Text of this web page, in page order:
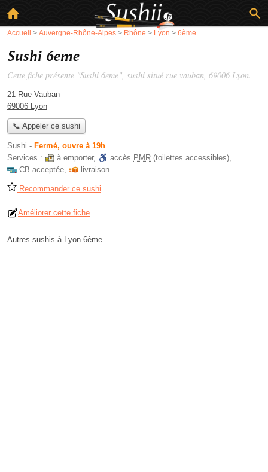
Accueil > Auvergne-Rhône-Alpes > Rhône > Lyon > 6ème
Sushi 6eme
Cette fiche présente "Sushi 6eme", sushi situé rue vauban, 69006 Lyon.
21 Rue Vauban
69006 Lyon
📞 Appeler ce sushi
Sushi - Fermé, ouvre à 19h
Services :
à emporter, accès PMR (toilettes accessibles),
CB acceptée, livraison
Recommander ce sushi
Améliorer cette fiche
Autres sushis à Lyon 6ème